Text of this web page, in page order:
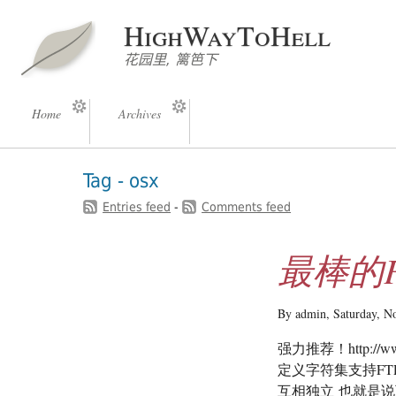
HighWayToHell
花园里, 篱笆下
Home Archives
Tag - osx
Entries feed - Comments feed
最棒的
By admin,Saturday,
强力推荐！http://
定义字符集支持
互相独立 也就是